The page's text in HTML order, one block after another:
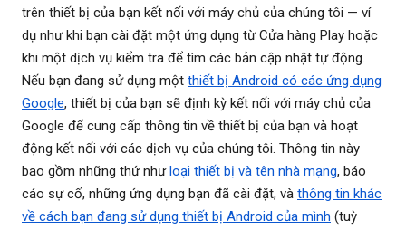
trên thiết bị của bạn kết nối với máy chủ của chúng tôi — ví
dụ như khi bạn cài đặt một ứng dụng từ Cửa hàng Play hoặc
khi một dịch vụ kiểm tra để tìm các bản cập nhật tự động.
Nếu bạn đang sử dụng một thiết bị Android có các ứng dụng
Google, thiết bị của bạn sẽ định kỳ kết nối với máy chủ của
Google để cung cấp thông tin về thiết bị của bạn và hoạt
động kết nối với các dịch vụ của chúng tôi. Thông tin này
bao gồm những thứ nhưloại thiết bị và tên nhà mạng, báo
cáo sự cố, những ứng dụng bạn đã cài đặt, và thông tin khác
về cách bạn đang sử dụng thiết bị Android của mình (tuỳ